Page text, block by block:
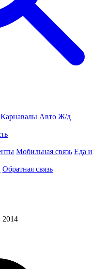
Карнавалы Авто Ж/д
Мобильная связь Еда и
Обратная связь
2014